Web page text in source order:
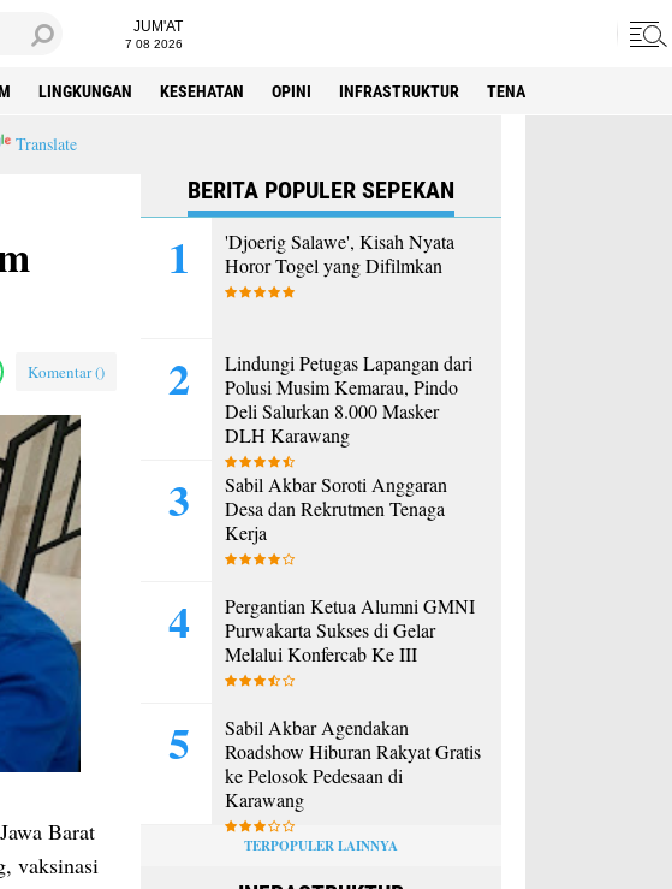
JUM'AT
7 08 2026
LINGKUNGAN KESEHATAN OPINI INFRASTRUKTUR TENAGA KERJA
Translate
Komentar ()
Barat
vaksinasi
BERITA POPULER SEPEKAN
'Djoerig Salawe', Kisah Nyata
Horor Togel yang Difilmkan
Lindungi Petugas Lapangan dari
Polusi Musim Kemarau, Pindo
Deli Salurkan 8.000 Masker
DLH Karawang
Sabil Akbar Soroti Anggaran
Desa dan Rekrutmen Tenaga
Kerja
Pergantian Ketua Alumni GMNI
Purwakarta Sukses di Gelar
Melalui Konfercab Ke III
Sabil Akbar Agendakan
Roadshow Hiburan Rakyat Gratis
ke Pelosok Pedesaan di
Karawang
TERPOPULER LAINNYA